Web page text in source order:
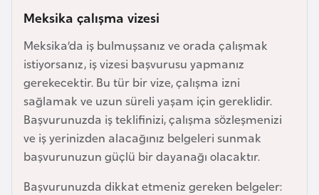
Meksika çalışma vizesi
Meksika’da iş bulmuşsanız ve orada çalışmak
istiyorsanız, iş vizesi başvurusu yapmanız
gerekecektir. Bu tür bir vize, çalışma izni
sağlamak ve uzun süreli yaşam için gereklidir.
Başvurunuzda iş teklifinizi, çalışma sözleşmenizi
ve iş yerinizden alacağınız belgeleri sunmak
başvurunuzun güçlü bir dayanağı olacaktır.
Başvurunuzda dikkat etmeniz gereken belgeler:
e
l
ç
i
k
a
B
e
n